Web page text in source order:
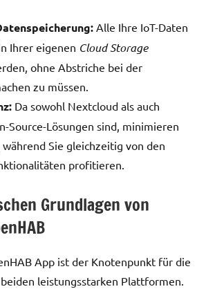
Alle Ihre IoT-Daten
Ihrer eigenen Cloud Storage
ohne Abstriche bei der
zu müssen.
Da sowohl Nextcloud als auch
Source-Lösungen sind, minimieren
Sie gleichzeitig von den
profitieren.
Grundlagen von
App ist der Knotenpunkt für die
leistungsstarken Plattformen.